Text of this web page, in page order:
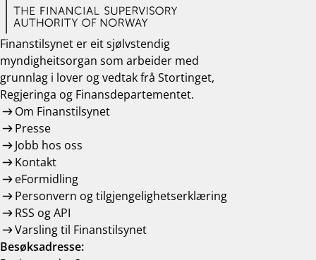
Finanstilsynet er eit sjølvstendig
myndigheitsorgan som arbeider med
grunnlag i lover og vedtak frå Stortinget,
Regjeringa og Finansdepartementet.
Om Finanstilsynet
Presse
Jobb hos oss
Kontakt
eFormidling
Personvern og tilgjengelighetserklæring
RSS og API
Varsling til Finanstilsynet
Besøksadresse: